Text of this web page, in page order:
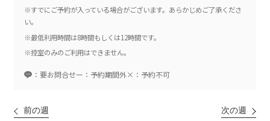
※すでにご予約が入っている場合がございます。あらかじめご了承くださ
い。
※最低利用時間は8時間もしくは12時間です。
※控室のみのご利用はできません。
：要お問合せー：予約期間外×：予約不可
前の週 次の週
日時
時間単位で選ぶ
人数／レイアウト